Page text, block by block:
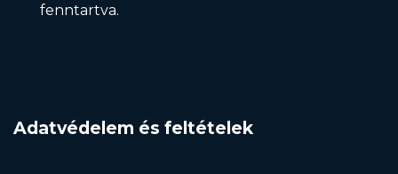
fenntartva.
Adatvédelem és feltételek